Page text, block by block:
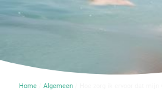
Home Algemeen